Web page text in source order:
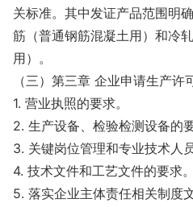
关标准。其中发证产品范围明
筋（普通钢筋混凝土用）和冷
用）。
（三）第三章 企业申请生产
1. 营业执照的要求。
2. 生产设备、检验检测设备的要
3. 关键岗位管理和专业技术人
4. 技术文件和工艺文件的要求。
5. 落实企业主体责任相关制度